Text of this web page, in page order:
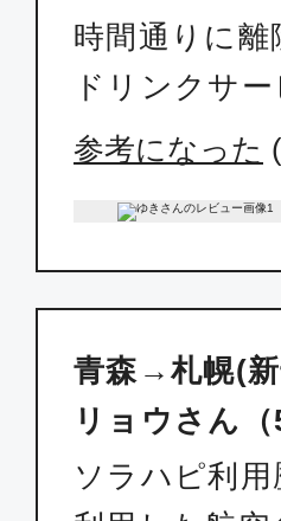
時間通りに
ドリンクサ
参考になった (
青森→札幌(
リョウさん（
ソラハピ利用